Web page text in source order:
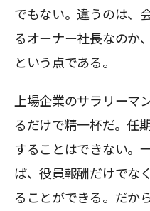
でもない。違うのは、
るオーナー社長なのか
という点である。
上場企業のサラリーマ
るだけで精一杯だ。任
することはできない。
ば、役員報酬だけでな
ることができる。だか